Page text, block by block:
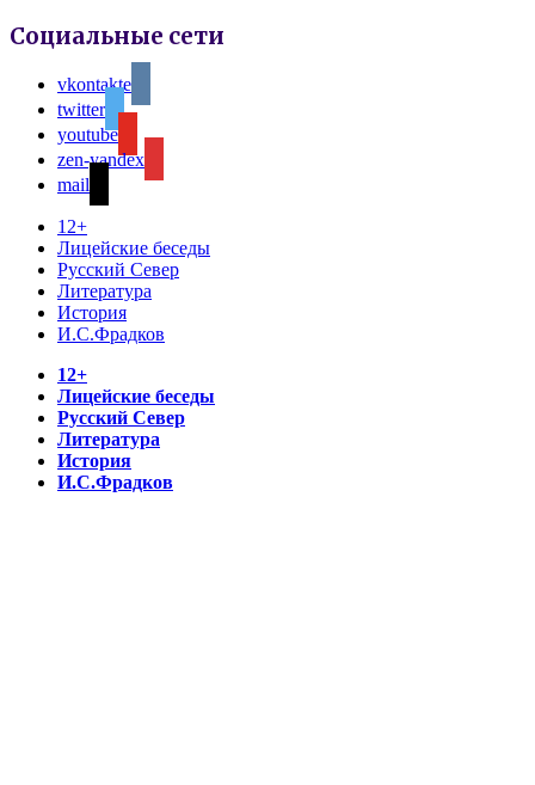
Социальные сети
vkontakte
twitter
youtube
zen-yandex
mail
12+
Лицейские беседы
Русский Север
Литература
История
И.С.Фрадков
12+
Лицейские беседы
Русский Север
Литература
История
И.С.Фрадков